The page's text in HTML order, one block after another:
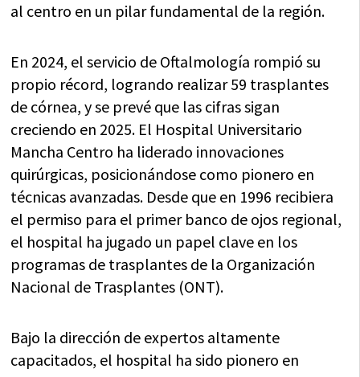
al centro en un pilar fundamental de la región.
En 2024, el servicio de Oftalmología rompió su
propio récord, logrando realizar 59 trasplantes
de córnea, y se prevé que las cifras sigan
creciendo en 2025. El Hospital Universitario
Mancha Centro ha liderado innovaciones
quirúrgicas, posicionándose como pionero en
técnicas avanzadas. Desde que en 1996 recibiera
el permiso para el primer banco de ojos regional,
el hospital ha jugado un papel clave en los
programas de trasplantes de la Organización
Nacional de Trasplantes (ONT).
Bajo la dirección de expertos altamente
capacitados, el hospital ha sido pionero en